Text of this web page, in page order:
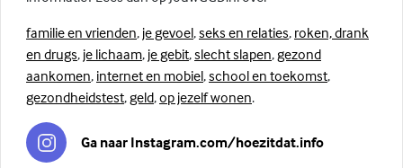
familie en vrienden, je gevoel,seks en relaties, roken, drank
en drugs, je lichaam, je gebit,slecht slapen, gezond
aankomen, internet en mobiel,school en toekomst,
gezondheidstest, geld,op jezelf wonen.
Ga naar Instagram.com/hoezitdat.info